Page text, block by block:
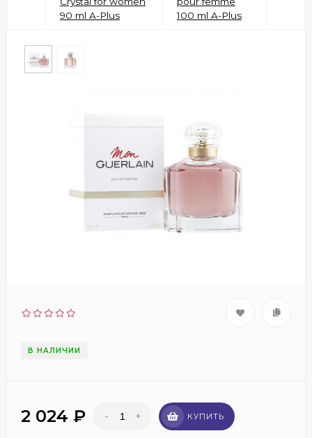
90 ml A-Plus
100 ml A-Plus
В НАЛИЧИИ
2 024 ₽ - + КУПИТЬ